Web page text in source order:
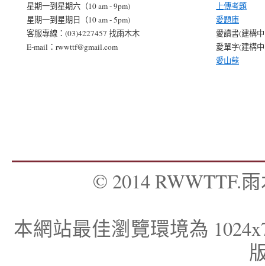
星期一到星期六（10 am - 9pm)
星期一到星期日（10 am - 5pm)
客服專線：(03)4227457 找雨木木
E-mail：rwwttf@gmail.com
上傳考題
愛題庫
愛讀書(建構
愛單字(建構
愛山蘇
© 2014 RWWTTF.
本網站最佳瀏覽環境為